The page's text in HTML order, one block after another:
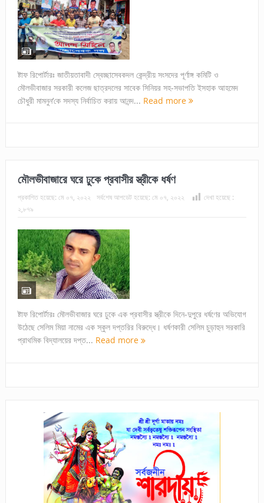
ষ্টাফ রিপোর্টারঃ জাতীয়তাবাদী স্বেচ্ছাসেবকদল কেন্দ্রীয় সংসদের পূর্ণাঙ্গ কমিটি ও
মৌলভীবাজার সরকারী কলেজ ছাত্রদলের সাবেক সিনিয়র সহ-সভাপতি ইসহাক আহমেদ
চৌধুরী মামনুন’কে সদস্য নির্বাচিত করায় আনন্দ... Read more
মৌলভীবাজারে ঘরে ঢুকে প্রবাসীর স্ত্রীকে ধর্ষণ
প্রকাশিত হয়েছে: মে ০৭, ২০২২ সর্বশেষ আপডেট হয়েছে: মে ০৭, ২০২২
দেখা হয়েছে :
২,৮৭৯
ষ্টাফ রিপোর্টারঃ মৌলভীবাজার ঘরে ঢুকে এক প্রবাসীর স্ত্রীকে দিনে-দুপুরে ধর্ষণের অভিযোগ
উঠেছে সেলিম মিয়া নামের এক স্কুল দপ্তরির বিরুদ্ধে। ধর্ষণকারী সেলিম চুড়াহুন সরকারি
প্রাথমিক বিদ্যালয়ের দপ্ত... Read more